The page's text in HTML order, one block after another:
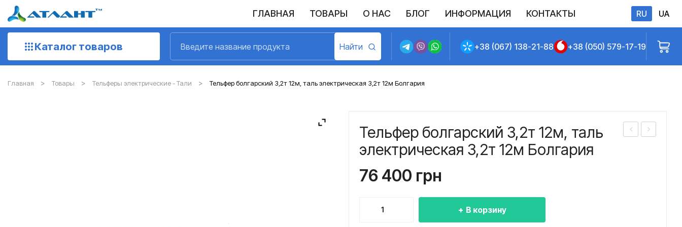
ГЛАВНАЯ ТОВАРЫ О НАС БЛОГ ИНФОРМАЦИЯ КОНТАКТЫ RU UA
Каталог товаров +38 (067) 138-21-88 +38 (050) 579-17-19
Главная Товары Тельферы электрические - Тали Тельфер болгарский 3,2т 12м, таль электрическая 3,2т 12м Болгария
Тельфер болгарский 3,2т 12м, таль
электрическая 3,2т 12м Болгария
76 400 грн
В корзину